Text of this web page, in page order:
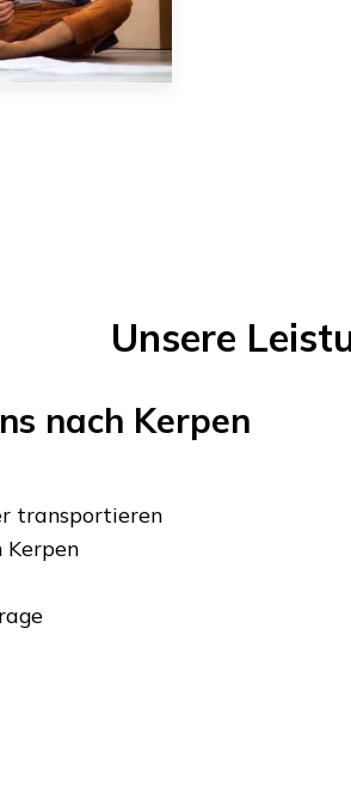
Unsere
nach Kerpen
transportieren